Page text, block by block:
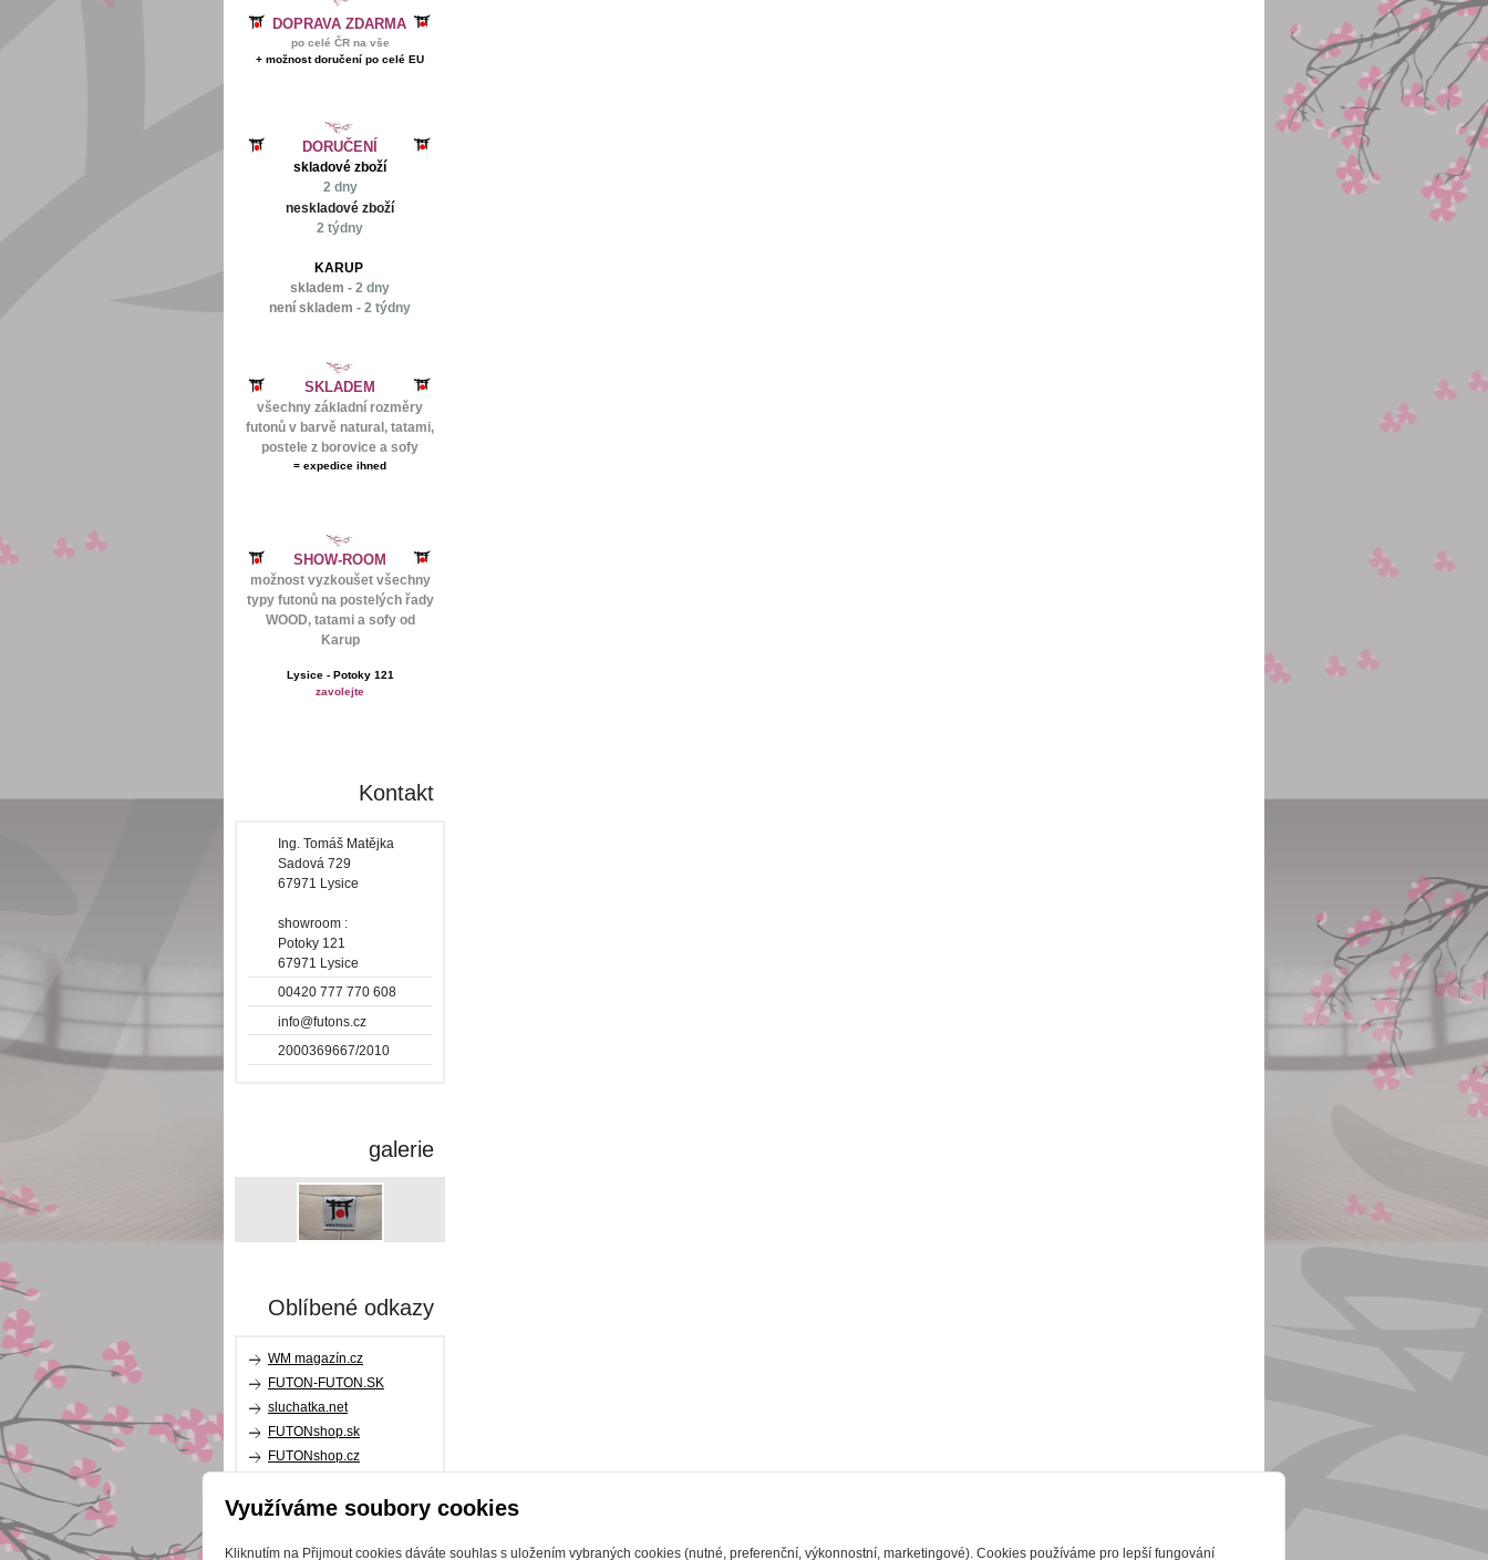
DOPRAVA ZDARMA
po celé ČR na vše
+ možnost doručení po celé EU
DORUČENÍ
skladové zboží
2 dny
neskladové zboží
2 týdny
KARUP
skladem - 2 dny
není skladem - 2 týdny
SKLADEM
všechny základní rozměry
futonů v barvě natural, tatami,
postele z borovice a sofy
= expedice ihned
SHOW-ROOM
možnost vyzkoušet všechny
typy futonů na postelých řady
WOOD, tatami a sofy od
Karup
Lysice - Potoky 121
zavolejte
Kontakt
Ing. Tomáš Matějka
Sadová 729
67971 Lysice
showroom :
Potoky 121
67971 Lysice
00420 777 770 608
info@futons.cz
2000369667/2010
galerie
Oblíbené odkazy
WM magazín.cz
FUTON-FUTON.SK
sluchatka.net
FUTONshop.sk
FUTONshop.cz
karupdesign.com
Využíváme soubory cookies
Kliknutím na Přijmout cookies dáváte souhlas s uložením vybraných cookies (nutné, preferenční, výkonnostní, marketingové). Cookies používáme pro lepší fungování